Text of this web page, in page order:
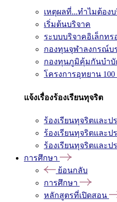
เหตุผลที่...ทำไมต้อง
เริ่มต้นบริจาค
ระบบบริจาคอิเล็กท
กองทุนจุฬาลงกรณ์บ
กองทุนภูมิคุ้มกันบำบั
โครงการอุทยาน
แจ้งเรื่องร้องเรียนทุจริต
ร้องเรียนทุจริตและ
ร้องเรียนทุจริตและ
ร้องเรียนทุจริตและ
การศึกษา
ย้อนกลับ
การศึกษา
หลักสูตรที่เปิดสอน